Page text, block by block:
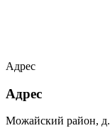
Адрес
Адрес
Можайский район,